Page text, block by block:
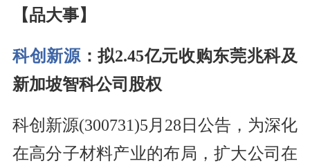
【品大事】
科创新源 ：拟2.45亿元收购东莞兆科及
新加坡智科公司股权
科创新源(300731)5月28日公告，为深化
在高分子材料产业的布局，扩大公司在